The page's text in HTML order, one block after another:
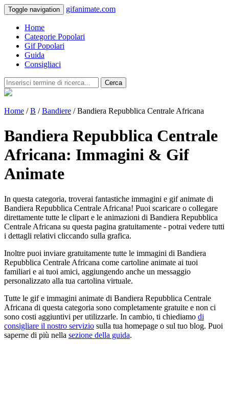
Toggle navigation gifanimate.com
Home
Categorie Popolari
Gif Popolari
Guida
Consigliaci
Cerca
Home /B /Bandiere / Bandiera Repubblica Centrale Africana
Bandiera Repubblica Centrale
Africana: Immagini & Gif
Animate
In questa categoria, troverai fantastiche immagini e gif animate di
Bandiera Repubblica Centrale Africana! Puoi scaricare o collegare
direttamente tutte le clipart e le animazioni di Bandiera Repubblica
Centrale Africana su questa pagina gratuitamente - potrai vedere tutti
i dettagli relativi cliccando sulla grafica.
Inoltre puoi inviare gratuitamente tutte le immagini di Bandiera
Repubblica Centrale Africana come cartoline animate ai tuoi
familiari e ai tuoi amici, aggiungendo anche un messaggio
personalizzato alla tua cartolina virtuale.
Tutte le gif e immagini animate di Bandiera Repubblica Centrale
Africana di questa categoria sono completamente gratuite e non ci
sono costi aggiuntivi per utilizzarle. In cambio, ti chiediamo di
consigliare il nostro servizio sulla tua homepage o sul tuo blog. Puoi
saperne di più nella sezione della guida.